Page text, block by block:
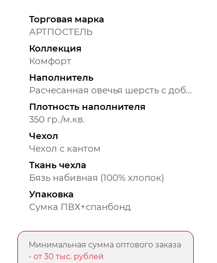
Торговая марка
АРТПОСТЕЛЬ
Коллекция
Комфорт
Наполнитель
Расчесанная овечья шерсть с добавление полиэфирного волокна
Плотность наполнителя
350 гр./м.кв.
Чехол
Чехол с кантом
Ткань чехла
Бязь набивная (100% хлопок)
Упаковка
Сумка ПВХ+спанбонд
Минимальная сумма оптового заказа
-от 30 тыс. рублей